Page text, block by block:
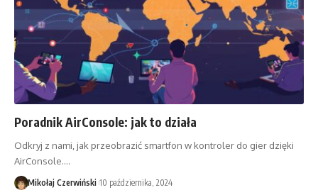
Poradnik AirConsole: jak to działa
Odkryj z nami, jak przeobrazić smartfon w kontroler do gier dzięki
AirConsole.…
Mikołaj Czerwiński 10 października, 2024